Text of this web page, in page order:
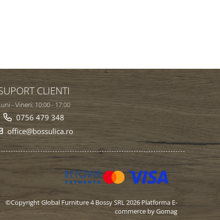
CLIENTI
- Vineri: 10:00 - 17:00
0756 479 348
office@bossulica.ro
©Copyright Global Furniture 4 Bossy SRL 2026 Platforma E-
commerce by Gomag